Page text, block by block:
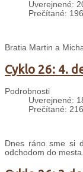
Uverejnené:
Prečítané:
Bratia Martin a
Cyklo 26: 4.
Podrobnosti
Uverejnené:
Prečítané:
Dnes ráno sme si
odchodom do mesta.